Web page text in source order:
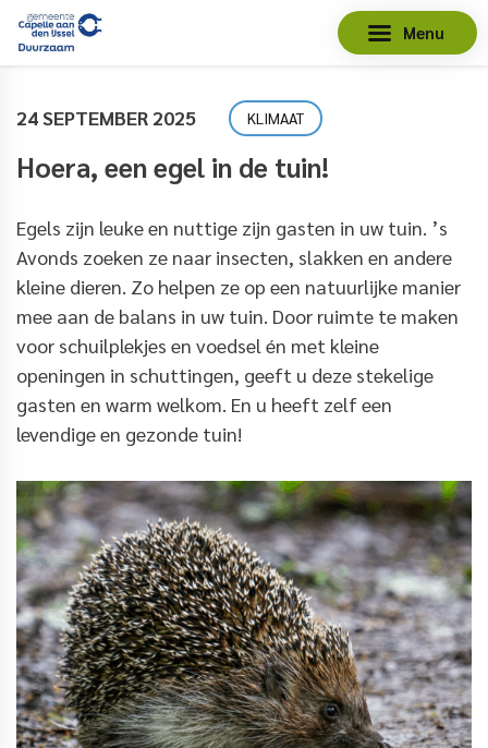
Menu
24 SEPTEMBER 2025 KLIMAAT
Hoera, een egel in de tuin!
Egels zijn leuke en nuttige zijn gasten in uw tuin. ’s
Avonds zoeken ze naar insecten, slakken en andere
kleine dieren. Zo helpen ze op een natuurlijke manier
mee aan de balans in uw tuin. Door ruimte te maken
voor schuilplekjes en voedsel én met kleine
openingen in schuttingen, geeft u deze stekelige
gasten en warm welkom. En u heeft zelf een
levendige en gezonde tuin!